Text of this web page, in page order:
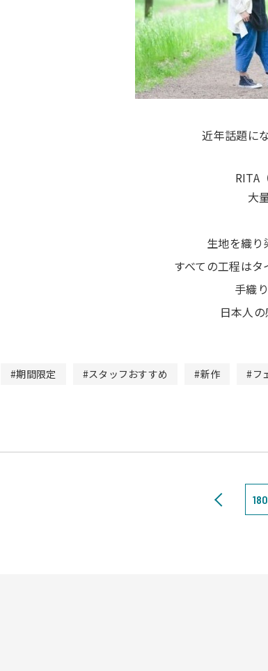
近年話題に
RITA
大
生地を織り
すべての工程はタ
手織
日本人
#期間限定 #スタッフおすすめ #新作 #フ
180